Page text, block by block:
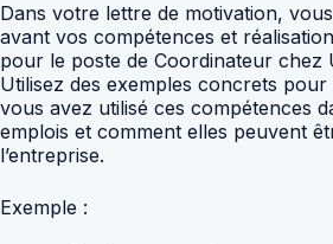
Dans votre lettre de motivation,
avant vos compétences et
pour le poste de Coordinateur chez
Utilisez des exemples concrets
vous avez utilisé ces compétences
emplois et comment elles peuvent
l’entreprise.
Exemple :